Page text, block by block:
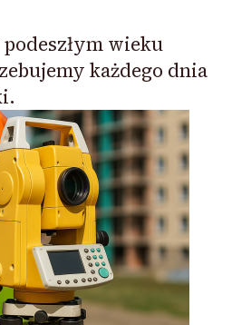
wieku
każdego dnia